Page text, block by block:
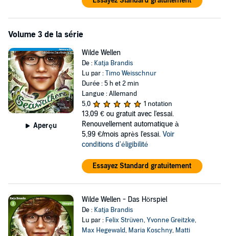
Volume 3 de la série
Aperçu
Wilde Wellen
De : Katja Brandis
Lu par :Timo Weisschnur
Durée : 5 h et 2 min
Langue : Allemand
5,0
1 notation
13,09 € ou gratuit avec l'essai.
Renouvellement automatique à
5,99 €/mois après l'essai. Voir
conditions d'éligibilité
Essayez Standard gratuitement
Wilde Wellen - Das Hörspiel
De : Katja Brandis
Lu par : Felix Strüven,Yvonne Greitzke,
Max Hegewald, Maria Koschny, Matti